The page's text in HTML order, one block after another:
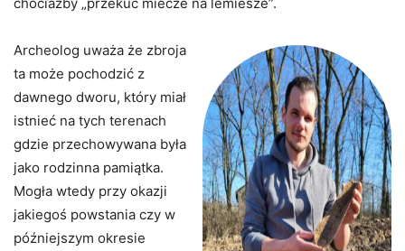
Archeolog uważa że zbroja
ta może pochodzić z
dawnego dworu, który miał
istnieć na tych terenach
gdzie przechowywana była
jako rodzinna pamiątka.
Mogła wtedy przy okazji
jakiegoś powstania czy w
późniejszym okresie